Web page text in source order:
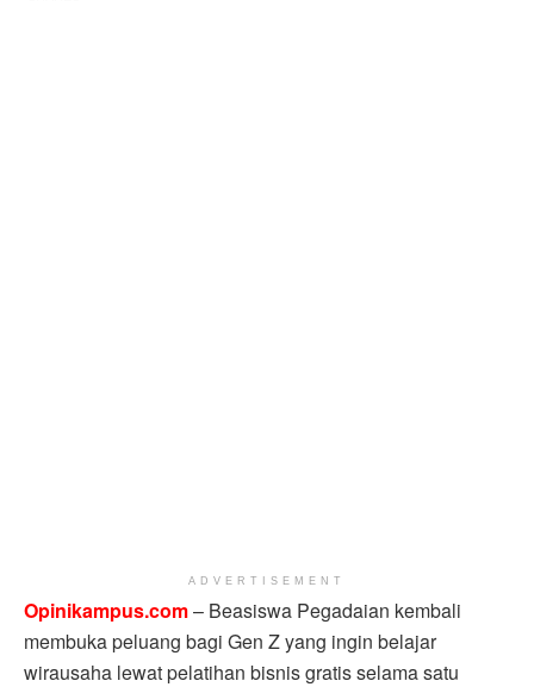
ADVERTISEMENT
Opinikampus.com– Beasiswa Pegadaian kembali
membuka peluang bagi Gen Z yang ingin belajar
wirausaha lewat pelatihan bisnis gratis selama satu